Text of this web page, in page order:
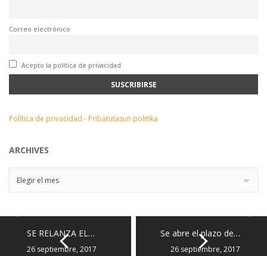
Correo electrónico
Acepto la política de privacidad
Política de privacidad - Pribatutasun politika
ARCHIVES
Elegir el mes
SE RELANZA EL…
26 septiembre, 2017
Se abre el plazo de…
26 septiembre, 2017